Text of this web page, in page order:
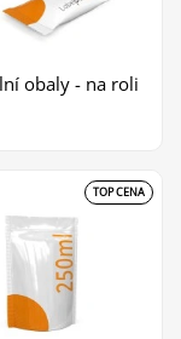
obaly - na roli
TOP CENA